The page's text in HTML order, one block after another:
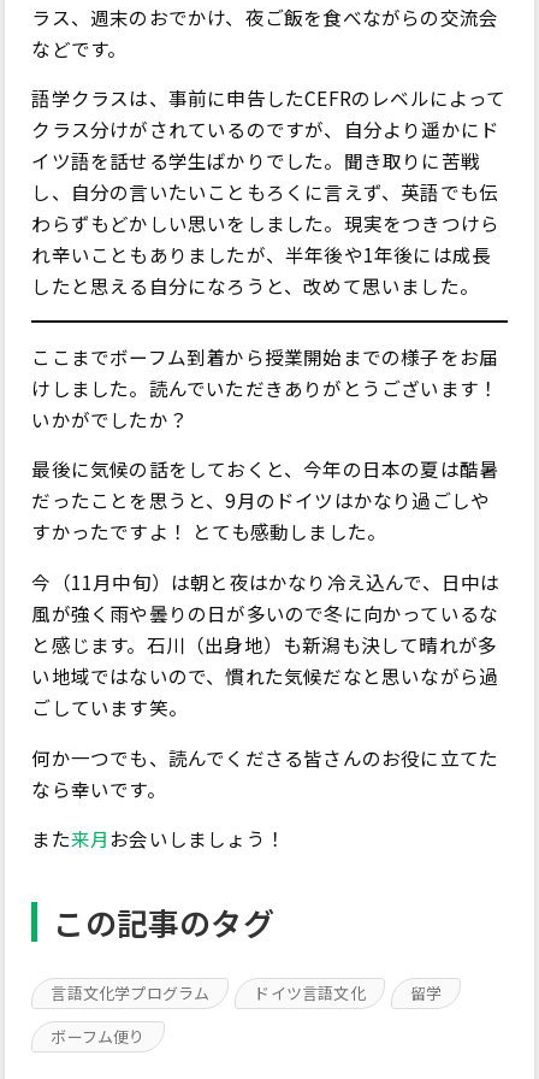
ラス、週末のおでかけ、夜ご飯を食べながらの交流会
などです。
語学クラスは、事前に申告したCEFRのレベルによって
クラス分けがされているのですが、自分より遥かにド
イツ語を話せる学生ばかりでした。聞き取りに苦戦
し、自分の言いたいこともろくに言えず、英語でも伝
わらずもどかしい思いをしました。現実をつきつけら
れ辛いこともありましたが、半年後や1年後には成長
したと思える自分になろうと、改めて思いました。
ここまでボーフム到着から授業開始までの様子をお届
けしました。読んでいただきありがとうございます！
いかがでしたか？
最後に気候の話をしておくと、今年の日本の夏は酷暑
だったことを思うと、9月のドイツはかなり過ごしや
すかったですよ！ とても感動しました。
今（11月中旬）は朝と夜はかなり冷え込んで、日中は
風が強く雨や曇りの日が多いので冬に向かっているな
と感じます。石川（出身地）も新潟も決して晴れが多
い地域ではないので、慣れた気候だなと思いながら過
ごしています笑。
何か一つでも、読んでくださる皆さんのお役に立てた
なら幸いです。
また来月お会いしましょう！
この記事のタグ
言語文化学プログラム ドイツ言語文化
留学
ボーフム便り